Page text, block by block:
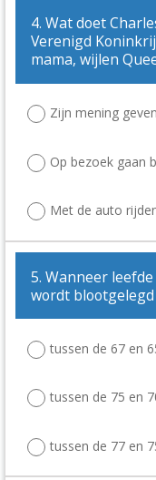
4. Wat doet
Verenigd
mama, wijlen
Zijn mening
Op bezoek gaan
Met de auto
5. Wanneer
wordt blootgelegd
tussen de 67 en
tussen de 75 en
tussen de 77 en